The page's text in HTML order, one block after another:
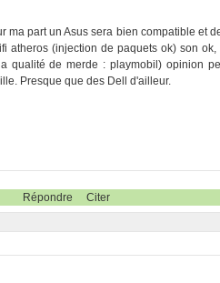
ma part un Asus sera bien compatible et
atheros (injection de paquets ok) son
qualité de merde : playmobil) opinion
Presque que des Dell d'ailleur.
Répondre Citer